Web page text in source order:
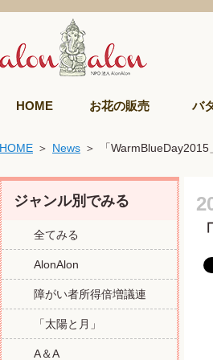
HOME お花の販売 バ
HOME News 「WarmBlueDay2015
ジャンル別でみる
全てみる
AlonAlon
障がい者所得倍増議連
「太陽と月」
A＆A